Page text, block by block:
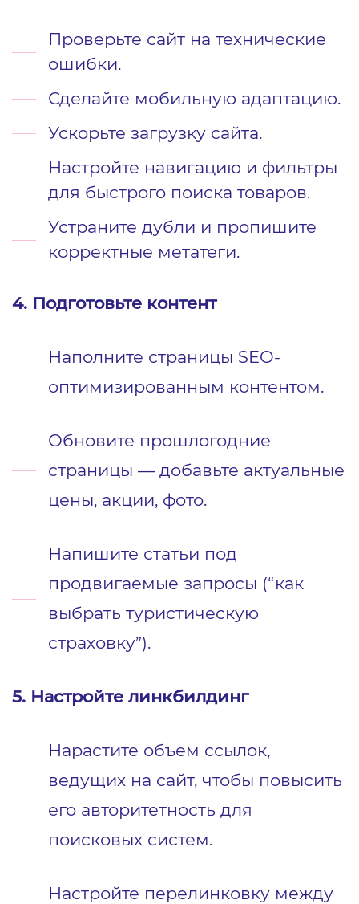
Проверьте сайт на технические
ошибки.
Сделайте мобильную адаптацию.
Ускорьте загрузку сайта.
Настройте навигацию и фильтры
для быстрого поиска товаров.
Устраните дубли и пропишите
корректные метатеги.
4. Подготовьте контент
Наполните страницы SEO-
оптимизированным контентом.
Обновите прошлогодние
страницы — добавьте актуальные
цены, акции, фото.
Напишите статьи под
продвигаемые запросы (“как
выбрать туристическую
страховку”).
5. Настройте линкбилдинг
Нарастите объем ссылок,
ведущих на сайт, чтобы повысить
его авторитетность для
поисковых систем.
Настройте перелинковку между